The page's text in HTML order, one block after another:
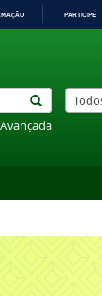
PARTICIPE